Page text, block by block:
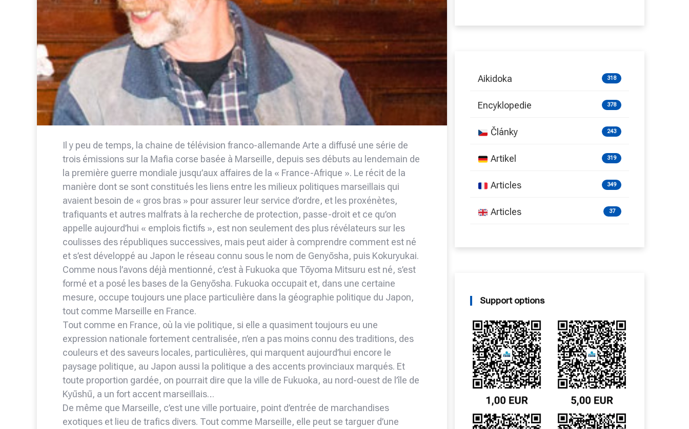
Il y peu de temps, la chaine de télévision franco-allemande Arte a diffusé une série de
trois émissions sur la Mafia corse basée à Marseille, depuis ses débuts au lendemain de
la première guerre mondiale jusqu’aux affaires de la « France-Afrique ». Le récit de la
manière dont se sont constitués les liens entre les milieux politiques marseillais qui
avaient besoin de « gros bras » pour assurer leur service d’ordre, et les proxénètes,
trafiquants et autres malfrats à la recherche de protection, passe-droit et ce qu’on
appelle aujourd’hui « emplois fictifs », est non seulement des plus révélateurs sur les
coulisses des républiques successives, mais peut aider à comprendre comment est né
et s’est développé au Japon le réseau connu sous le nom de Genyōsha, puis Kokuryukai.
Comme nous l’avons déjà mentionné, c’est à Fukuoka que Tōyoma Mitsuru est né, s’est
formé et a posé les bases de la Genyōsha. Fukuoka occupait et, dans une certaine
mesure, occupe toujours une place particulière dans la géographie politique du Japon,
tout comme Marseille en France.
Tout comme en France, où la vie politique, si elle a quasiment toujours eu une
expression nationale fortement centralisée, n’en a pas moins connu des traditions, des
couleurs et des saveurs locales, particulières, qui marquent aujourd’hui encore le
paysage politique, au Japon aussi la politique a des accents provinciaux marqués. Et
toute proportion gardée, on pourrait dire que la ville de Fukuoka, au nord-ouest de l’île de
Kyūshū, a un fort accent marseillais…
De même que Marseille, c’est une ville portuaire, point d’entrée de marchandises
exotiques et lieu de trafics divers. Tout comme Marseille, elle peut se targuer d’une
Aikidoka 318
Encyklopedie 378
Články 243
Artikel 319
Articles 349
Articles 37
Support options